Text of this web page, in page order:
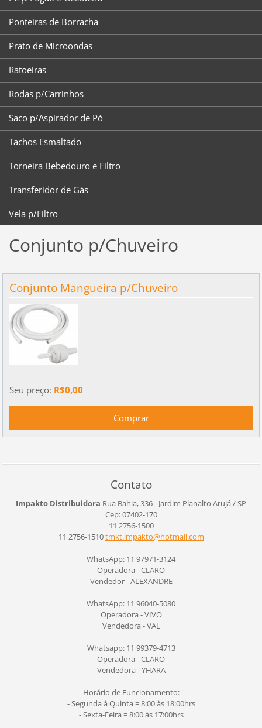
Ponteiras de Borracha
Prato de Microondas
Ratoeiras
Rodas p/Carrinhos
Saco p/Aspirador de Pó
Tachos Esmaltado
Torneira Bebedouro e Filtro
Transferidor de Gás
Vela p/Filtro
Conjunto p/Chuveiro
Conjunto Mangueira p/Chuveiro
Seu preço: R$0,00
Contato
Impakto Distribuidora Rua Bahia, 336 - Jardim Planalto Arujá / SP
Cep: 07402-170
11 2756-1500
11 2756-1510tmkt.impakto@hotmail.com
WhatsApp: 11 97971-3124
Operadora - CLARO
Vendedor - ALEXANDRE
WhatsApp: 11 96040-5080
Operadora - VIVO
Vendedora - VAL
Whatsapp: 11 99379-4713
Operadora - CLARO
Vendedora - YHARA
Horário de Funcionamento:
- Segunda à Quinta = 8:00 às 18:00hrs
- Sexta-Feira = 8:00 às 17:00hrs